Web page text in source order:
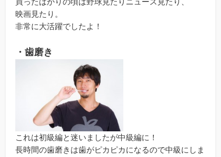
買ったばかりの頃は野球見たりニュース見たり、
映画見たり。
非常に大活躍でしたよ！
・歯磨き
これは初級編と迷いましたが中級編に！
長時間の歯磨きは歯がピカピカになるので中級にしま